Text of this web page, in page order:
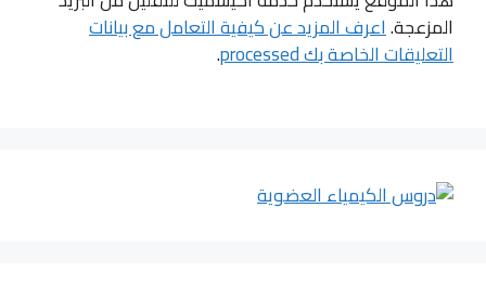
المزعجة.اعرف المزيد عن كيفية التعامل مع بيانات
التعليقات الخاصة بك processed .